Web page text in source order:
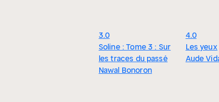
3.0
Soline : Tome 3 : Sur
les traces du passé
Nawal Bonoron
4.0
Les yeux
Aude